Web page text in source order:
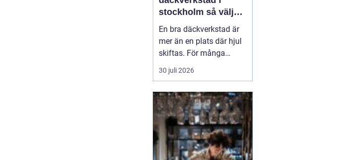
stockholm så väljer
du tryggt och smart
En bra däckverkstad är
mer än en plats där hjul
skiftas. För många
bilägare i Stockholm
handlar valet av
och trygghet i vardagen.
Med hektisk trafik,
skiftande väder och
trånga parkeringsgarage
behöver däcken fungera
30 juli 2026